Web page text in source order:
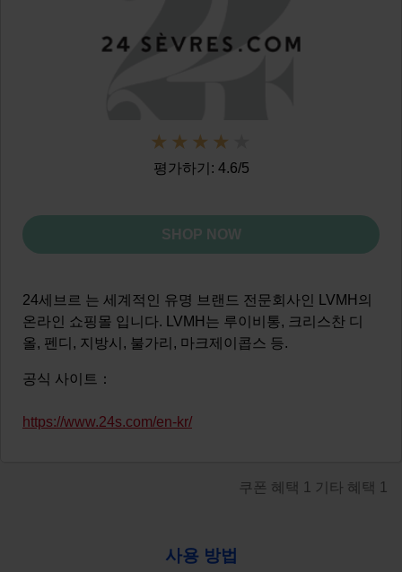
평가하기: 4.6/5
SHOP NOW
24세브르 는 세계적인 유명 브랜드 전문회사인 LVMH의
온라인 쇼핑몰 입니다. LVMH는 루이비통, 크리스찬 디
올, 펜디, 지방시, 불가리, 마크제이콥스 등.
공식 사이트：
https://www.24s.com/en-kr/
쿠폰 혜택 1 기타 혜택 1
사용 방법